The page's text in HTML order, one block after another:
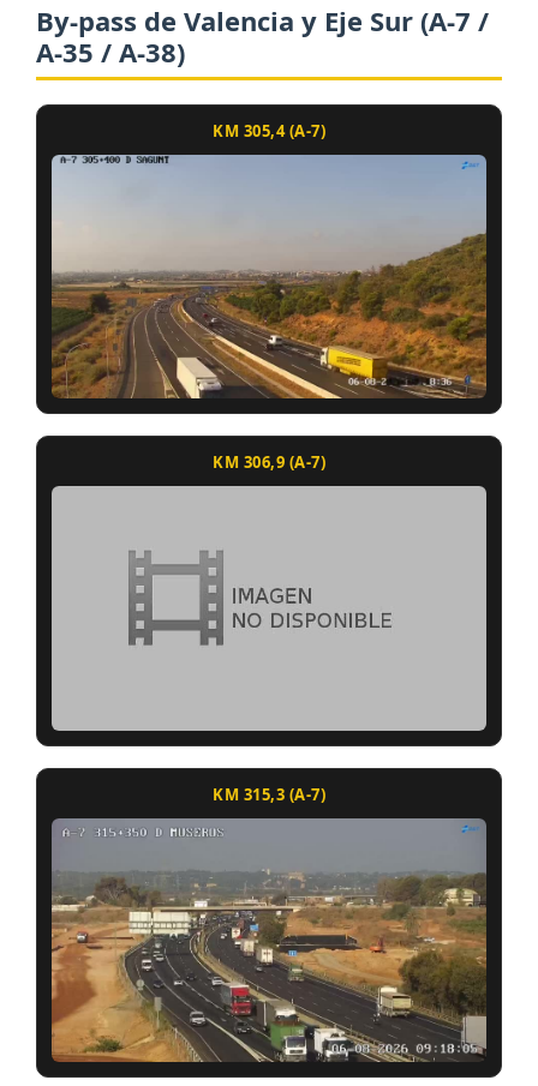
By-pass de Valencia y Eje Sur (A-7 /
A-35 / A-38)
KM 305,4 (A-7)
KM 306,9 (A-7)
KM 315,3 (A-7)